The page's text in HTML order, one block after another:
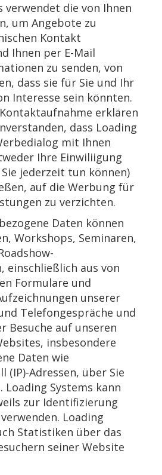
verwendet die von Ihnen
um Angebote zu
Kontakt
Ihnen per E-Mail
zu senden, von
dass sie für Sie und Ihr
Interesse sein könnten.
erklären
dass Loading
mit Ihnen
Ihre Einwiliigung
jederzeit tun können)
auf die Werbung für
zu verzichten.
Daten können
Workshops, Seminaren,
einschließlich aus von
Formulare und
unserer
Telefongespräche und
Besuche auf unseren
insbesondere
Daten wie
Adressen, über Sie
Loading Systems kann
zur Identifizierung
Loading
Statistiken über das
seiner Website